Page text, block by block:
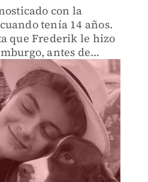
con la
tenía 14 años.
que Frederik le hizo
antes de
orgulloso de